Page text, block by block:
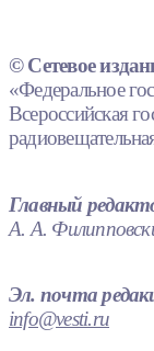
© Сетевое
«Федеральное
Всероссийская
Главный
А. А.
Эл. почта
info@vesti.ru